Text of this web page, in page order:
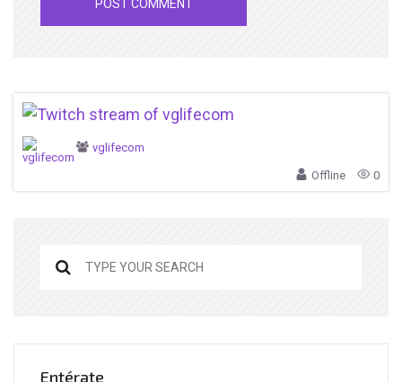
vglifecom
Offline 0
Entérate